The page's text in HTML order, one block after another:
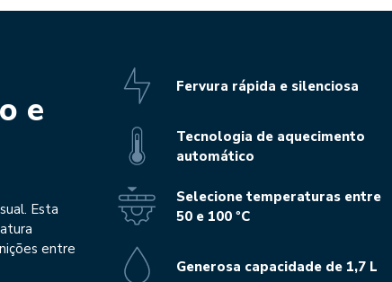
e
Esta
entre
Fervura rápida e silenciosa
Tecnologia de aquecimento
automático
Selecione temperaturas entre
50 e 100 ºC
Generosa capacidade de 1,7 L